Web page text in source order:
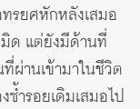
ทรยศหักหลังเสมอ
มิด แต่ยังมีด้านที่
ผ่านเข้ามาในชีวิต
ซ้ำรอยเดิมเสมอไป